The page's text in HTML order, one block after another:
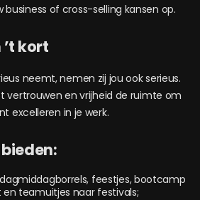
business of cross-selling kansen op.
kort
neemt, nemen zij jou ook serieus.
vertrouwen en vrijheid de ruimte om
excelleren in je werk.
feestjes, bootcamp
en teamuitjes naar festivals;